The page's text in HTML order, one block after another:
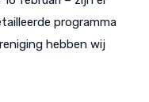
programma
hebben wij